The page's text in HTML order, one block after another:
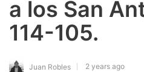
a los San
114-105.
Juan Robles 2 years ago